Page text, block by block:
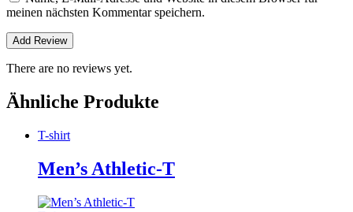
meinen nächsten Kommentar speichern.
There are no reviews yet.
Ähnliche Produkte
T-shirt
Men’s Athletic-T